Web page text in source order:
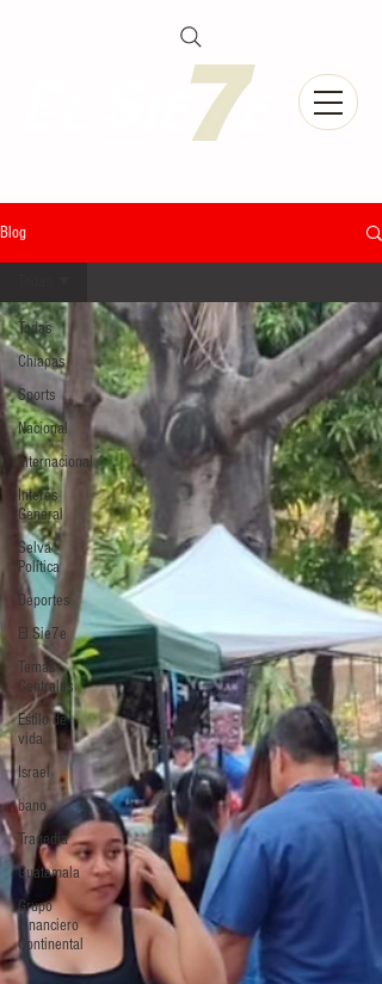
Blog
Todas
Chiapas
Sports
Nacional
Internacional
Interés
General
Selva
Política
Deportes
El Sie7e
Temas
Centrales
Estilo de
vida
Israel
bano
Tragedia
Guatemala
Grupo
Financiero
Continental